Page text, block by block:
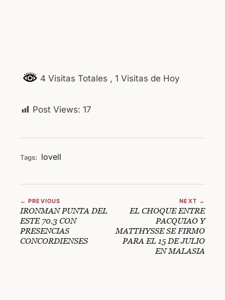
4 Visitas Totales , 1 Visitas de Hoy
Post Views: 17
Tags: lovell
← PREVIOUS
IRONMAN PUNTA DEL
ESTE 70.3 CON
PRESENCIAS
CONCORDIENSES
NEXT →
EL CHOQUE ENTRE
PACQUIAO Y
MATTHYSSE SE FIRMO
PARA EL 15 DE JULIO
EN MALASIA